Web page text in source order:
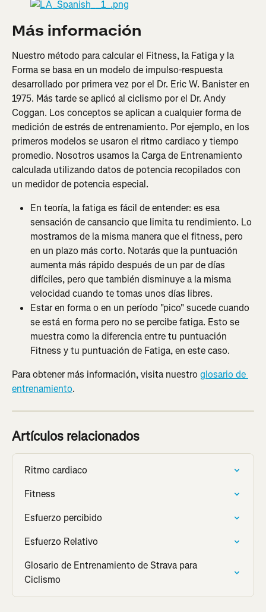
Más información
Nuestro método para calcular el Fitness, la Fatiga y la
Forma se basa en un modelo de impulso-respuesta
desarrollado por primera vez por el Dr. Eric W. Banister en
1975. Más tarde se aplicó al ciclismo por el Dr. Andy
Coggan. Los conceptos se aplican a cualquier forma de
medición de estrés de entrenamiento. Por ejemplo, en los
primeros modelos se usaron el ritmo cardiaco y tiempo
promedio. Nosotros usamos la Carga de Entrenamiento
calculada utilizando datos de potencia recopilados con
un medidor de potencia especial.
En teoría, la fatiga es fácil de entender: es esa
sensación de cansancio que limita tu rendimiento. Lo
mostramos de la misma manera que el fitness, pero
en un plazo más corto. Notarás que la puntuación
aumenta más rápido después de un par de días
difíciles, pero que también disminuye a la misma
velocidad cuando te tomas unos días libres.
Estar en forma o en un período "pico" sucede cuando
se está en forma pero no se percibe fatiga. Esto se
muestra como la diferencia entre tu puntuación
Fitness y tu puntuación de Fatiga, en este caso.
Para obtener más información, visita nuestro glosario de
entrenamiento.
Artículos relacionados
Ritmo cardiaco
Fitness
Esfuerzo percibido
Esfuerzo Relativo
Glosario de Entrenamiento de Strava para
Ciclismo